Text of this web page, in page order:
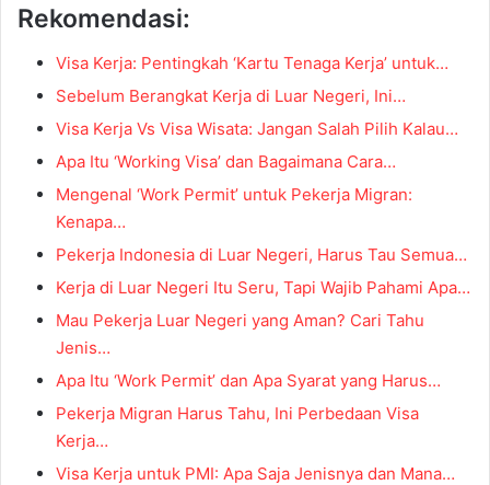
Rekomendasi:
Visa Kerja: Pentingkah ‘Kartu Tenaga Kerja’ untuk…
Sebelum Berangkat Kerja di Luar Negeri, Ini…
Visa Kerja Vs Visa Wisata: Jangan Salah Pilih Kalau…
Apa Itu ‘Working Visa’ dan Bagaimana Cara…
Mengenal ‘Work Permit’ untuk Pekerja Migran:
Kenapa…
Pekerja Indonesia di Luar Negeri, Harus Tau Semua…
Kerja di Luar Negeri Itu Seru, Tapi Wajib Pahami Apa…
Mau Pekerja Luar Negeri yang Aman? Cari Tahu
Jenis…
Apa Itu ‘Work Permit’ dan Apa Syarat yang Harus…
Pekerja Migran Harus Tahu, Ini Perbedaan Visa
Kerja…
Visa Kerja untuk PMI: Apa Saja Jenisnya dan Mana…